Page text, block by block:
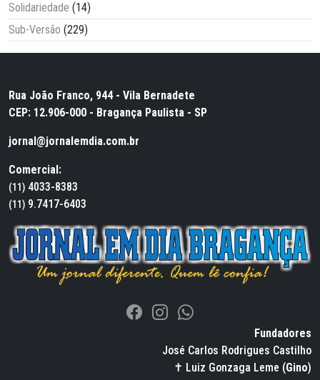
Solidariedade (14)
Sub-Versão (229)
Rua João Franco, 944 - Vila Bernadete
CEP: 12.906-000 - Bragança Paulista - SP
jornal@jornalemdia.com.br
Comercial:
(11) 4033-8383
(11) 9.7417-6403
Fundadores
José Carlos Rodrigues Castilho
✝ Luiz Gonzaga Leme (Gino)